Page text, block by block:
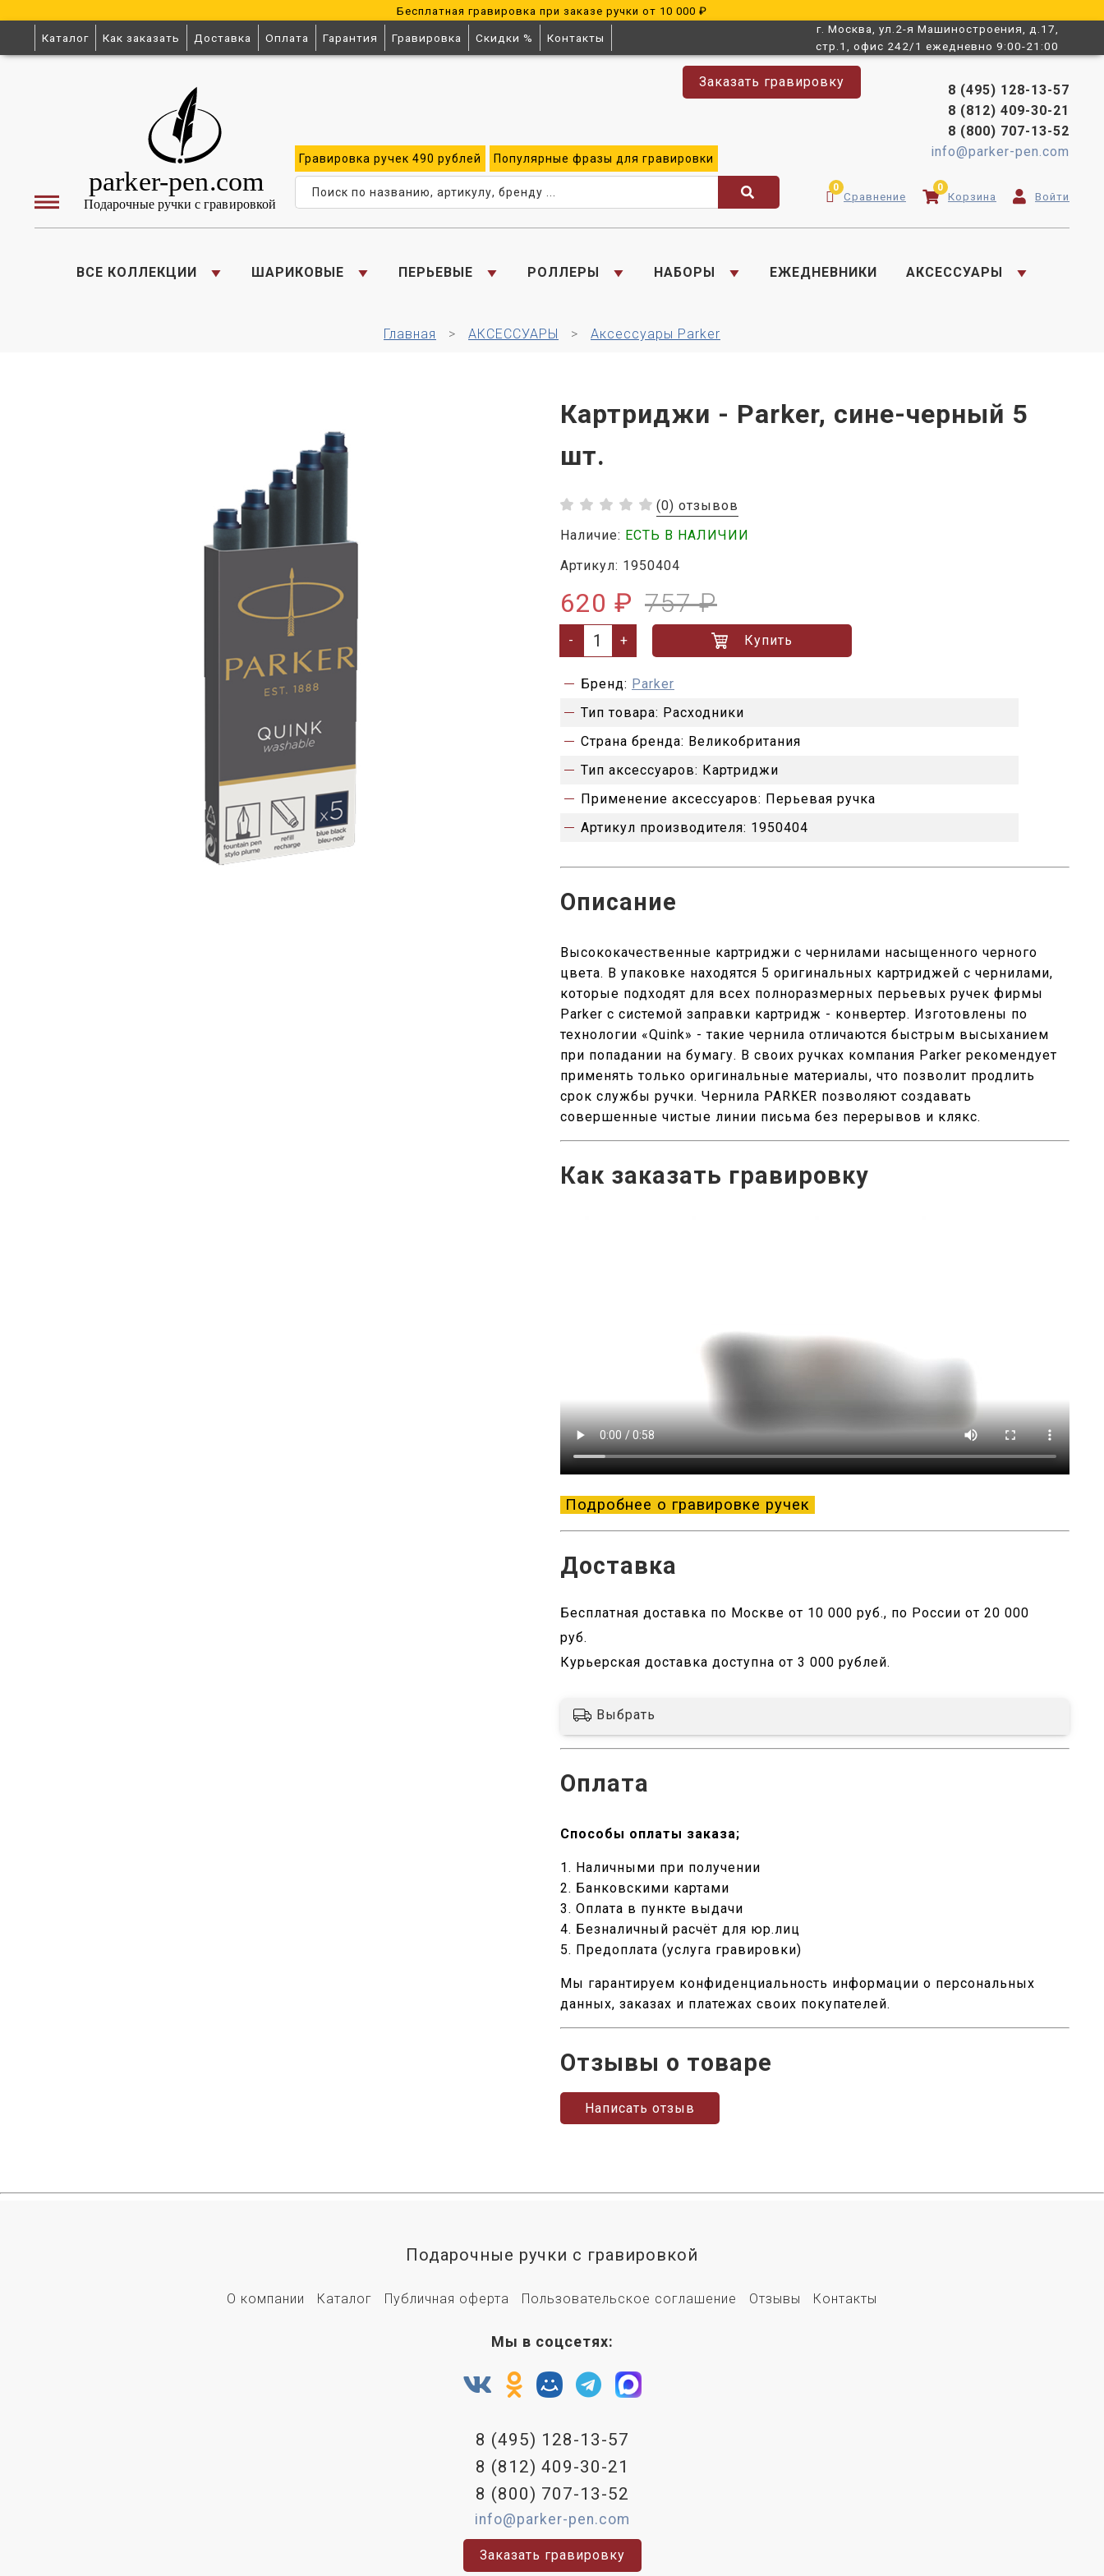
Бесплатная гравировка при заказе ручки от 10 000 ₽
Каталог Как заказать Доставка Оплата Гарантия Гравировка Скидки % Контакты
г. Москва, ул.2-я Машиностроения, д.17,
стр.1, офис 242/1 ежедневно 9:00-21:00
Заказать гравировку
Гравировка ручек490 рублей Популярные фразы длягравировки
8 (495) 128-13-57
8 (812) 409-30-21
8 (800) 707-13-52
info@parker-pen.com
0
Сравнение
0
Корзина Войти
ВСЕ КОЛЛЕКЦИИ ШАРИКОВЫЕ ПЕРЬЕВЫЕ РОЛЛЕРЫ НАБОРЫ ЕЖЕДНЕВНИКИ АКСЕССУАРЫ
Главная АКСЕССУАРЫ Аксессуары Parker
Картриджи - Parker, сине-черный 5
шт.
(0) отзывов
Наличие: ЕСТЬ В НАЛИЧИИ
Артикул: 1950404
620 ₽ 757 ₽
- + Купить
Бренд: Parker
Тип товара: Расходники
Страна бренда: Великобритания
Тип аксессуаров: Картриджи
Применение аксессуаров: Перьевая ручка
Артикул производителя: 1950404
Описание
Высококачественные картриджи с чернилами насыщенного черного
цвета. В упаковке находятся 5 оригинальных картриджей с чернилами,
которые подходят для всех полноразмерных перьевых ручек фирмы
Parker с системой заправки картридж - конвертер. Изготовлены по
технологии «Quink» - такие чернила отличаются быстрым высыханием
при попадании на бумагу. В своих ручках компания Parker рекомендует
применять только оригинальные материалы, что позволит продлить
срок службы ручки. Чернила PARKER позволяют создавать
совершенные чистые линии письма без перерывов и клякс.
Как заказать гравировку
Подробнее о гравировке ручек
Доставка
Бесплатная доставка по Москве от 10 000 руб., по России от 20 000
руб.
Курьерская доставка доступна от 3 000 рублей.
Выбрать
Оплата
Способы оплаты заказа;
1. Наличными при получении
2. Банковскими картами
3. Оплата в пункте выдачи
4. Безналичный расчёт для юр.лиц
5. Предоплата (услуга гравировки)
Мы гарантируем конфиденциальность информации о персональных
данных, заказах и платежах своих покупателей.
Отзывы о товаре
Написать отзыв
Подарочные ручки с гравировкой
О компании Каталог Публичная оферта Пользовательское соглашение Отзывы Контакты
Мы в соцсетях:
8 (495) 128-13-57
8 (812) 409-30-21
8 (800) 707-13-52
info@parker-pen.com
Заказать гравировку